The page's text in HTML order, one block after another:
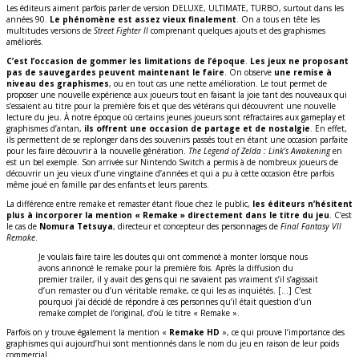
Les éditeurs aiment parfois parler de version DELUXE, ULTIMATE, TURBO, surtout dans les
années 90. Le phénomène est assez vieux finalement . On a tous en tête les
multitudes versions de Street Fighter II comprenant quelques ajouts et des graphismes
améliorés.
C’est l’occasion de gommer les limitations de l’époque Les jeux ne proposant
pas de sauvegardes peuvent maintenant le faire . On observe une remise à
niveau des graphismes, ou en tout cas une nette amélioration. Le tout permet de
proposer une nouvelle expérience aux joueurs tout en faisant la joie tant des nouveaux qui
s’essaient au titre pour la première fois et que des vétérans qui découvrent une nouvelle
lecture du jeu. À notre époque où certains jeunes joueurs sont réfractaires aux gameplay et
graphismes d’antan, ils offrent une occasion de partage et de nostalgie . En effet,
ils permettent de se replonger dans des souvenirs passés tout en étant une occasion parfaite
pour les faire découvrir à la nouvelle génération. The Legend of Zelda : Link’s Awakeningen
est un bel exemple. Son arrivée sur Nintendo Switch a permis à de nombreux joueurs de
découvrir un jeu vieux d’une vingtaine d’années et qui a pu à cette occasion être parfois
même joué en famille par des enfants et leurs parents.
La différence entre remake et remaster étant floue chez le public, les éditeurs n’hésitent
plus à incorporer la mention « Remake » directement dans le titre du jeu . C’est
le cas de Nomura Tetsuya, directeur et concepteur des personnages de Final Fantasy VII
Remake
Je voulais faire taire les doutes qui ont commencé à monter lorsque nous
avons annoncé le remake pour la première fois. Après la diffusion du
premier trailer, il y avait des gens qui ne savaient pas vraiment s’il s’agissait
d’un remaster ou d’un véritable remake, ce qui les as inquiétés. […] C’est
pourquoi j’ai décidé de répondre à ces personnes qu’il était question d’un
remake complet de l’original, d’où le titre « Remake ».
Parfois on y trouve également la mention « Remake HD », ce qui prouve l’importance des
graphismes qui aujourd’hui sont mentionnés dans le nom du jeu en raison de leur poids
commercial.